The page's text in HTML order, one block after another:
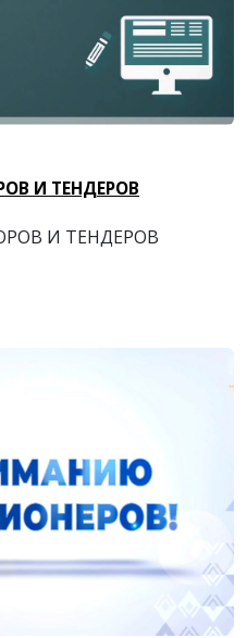
И ТЕНДЕРОВ
И ТЕНДЕРОВ